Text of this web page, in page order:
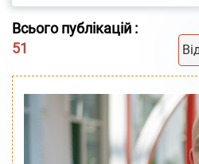
Всього публікацій :
51